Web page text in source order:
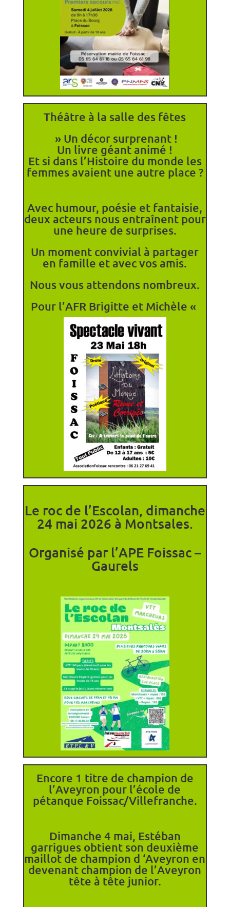
Théâtre à la salle des fêtes
» Un décor surprenant !
Un livre géant animé !
Et si dans l’Histoire du monde les
femmes avaient une autre place ?
Avec humour, poésie et fantaisie,
deux acteurs nous entraînent pour
une heure de surprises.
Un moment convivial à partager
en famille et avec vos amis.
Nous vous attendons nombreux.
Pour l’AFR Brigitte et Michèle «
Le roc de l’Escolan, dimanche
24 mai 2026 à Montsales.
Organisé par l’APE Foissac –
Gaurels
Encore 1 titre de champion de
l’Aveyron pour l’école de
pétanque Foissac/Villefranche.
Dimanche 4 mai, Estéban
garrigues obtient son deuxième
maillot de champion d ‘Aveyron en
devenant champion de l’Aveyron
tête à tête junior.